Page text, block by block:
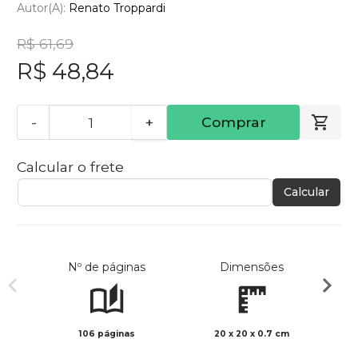
Autor(a): Renato Troppardi
R$ 61,69
R$ 48,84
- + Comprar
Calcular o frete
Calcular
Nº de páginas
106 páginas
Dimensões
20 x 20 x 0.7 cm